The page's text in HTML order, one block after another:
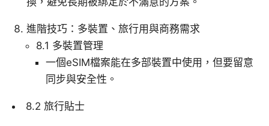
進階技巧：多裝置、旅行用與商務需求
8.1 多裝置管理
一個eSIM檔案能在多部裝置中使用，但要留意
同步與安全性。
8.2 旅行貼士